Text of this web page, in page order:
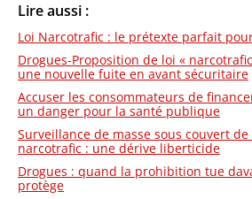
Lire aussi :
Loi Narcotrafic : le prétexte parfait
Drogues-Proposition de loi «
une nouvelle fuite en avant sécuritaire
Accuser les consommateurs de
un danger pour la santé publique
Surveillance de masse sous couvert
narcotrafic : une dérive liberticide
Drogues : quand la prohibition tue
protège